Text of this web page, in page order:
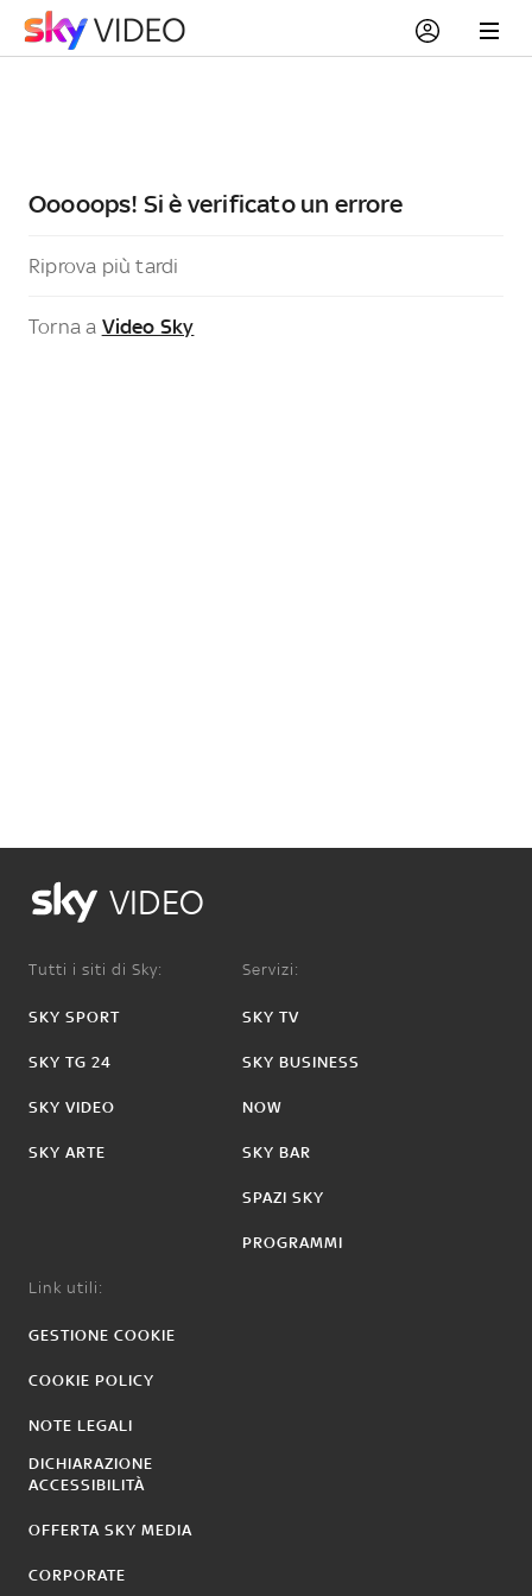
Ooooops! Si è verificato un errore
Riprova più tardi
Torna a Video Sky
VIDEO
Tutti i siti di Sky:
SKY SPORT
SKY TG 24
SKY VIDEO
SKY ARTE
Servizi:
SKY TV
SKY BUSINESS
NOW
SKY BAR
SPAZI SKY
PROGRAMMI
Link utili:
GESTIONE COOKIE
COOKIE POLICY
NOTE LEGALI
DICHIARAZIONE
ACCESSIBILITÀ
OFFERTA SKY MEDIA
CORPORATE